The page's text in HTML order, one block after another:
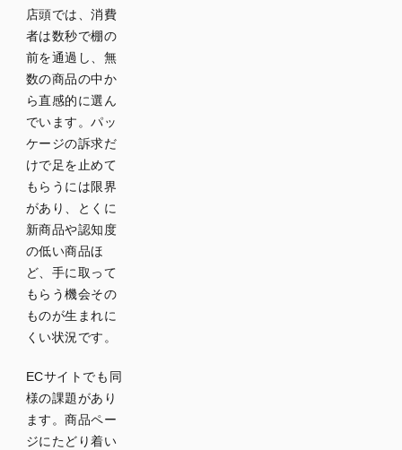
店頭では、消費
者は数秒で棚の
前を通過し、無
数の商品の中か
ら直感的に選ん
でいます。パッ
ケージの訴求だ
けで足を止めて
もらうには限界
があり、とくに
新商品や認知度
の低い商品ほ
ど、手に取って
もらう機会その
ものが生まれに
くい状況です。
ECサイトでも同
様の課題があり
ます。商品ペー
ジにたどり着い